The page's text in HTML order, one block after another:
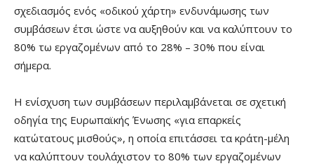
σχεδιασμός ενός «οδικού χάρτη» ενδυνάμωσης των
συμβάσεων έτσι ώστε να αυξηθούν και να καλύπτουν το
80% τω εργαζομένων από το 28% – 30% που είναι
σήμερα.
Η ενίσχυση των συμβάσεων περιλαμβάνεται σε σχετική
οδηγία της Ευρωπαϊκής Ένωσης «για επαρκείς
κατώτατους μισθούς», η οποία επιτάσσει τα κράτη-μέλη
να καλύπτουν τουλάχιστον το 80% των εργαζομένων